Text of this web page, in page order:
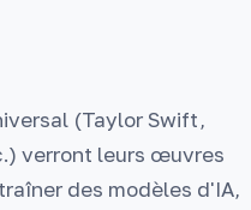
(Taylor Swift,
verront leurs œuvres
des modèles d'IA,